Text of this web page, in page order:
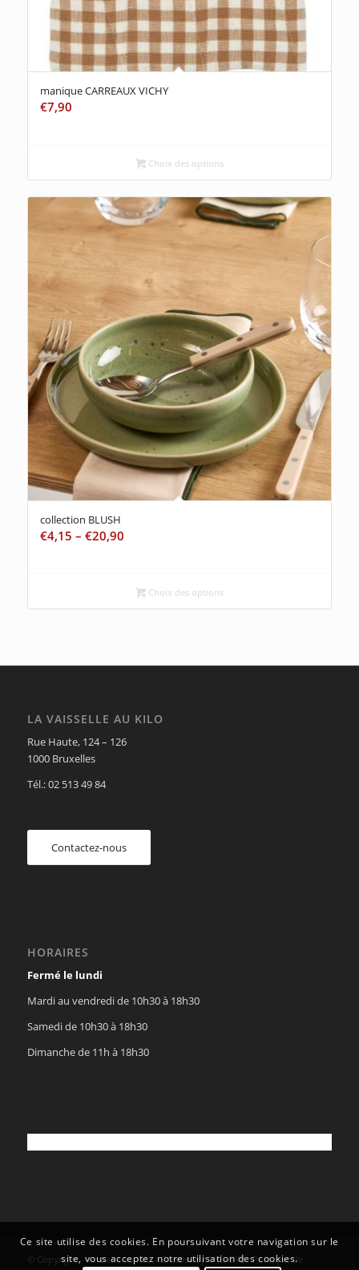
manique CARREAUX VICHY
€7,90
Choix des options
collection BLUSH
€4,15 – €20,90
Choix des options
LA VAISSELLE AU KILO
Rue Haute, 124 – 126
1000 Bruxelles
Tél.: 02 513 49 84
Contactez-nous
HORAIRES
Fermé le lundi
Mardi au vendredi de 10h30 à 18h30
Samedi de 10h30 à 18h30
Dimanche de 11h à 18h30
© Copyright - Vaisselle au Kilo - Created byOYÉ-OYÉ-Politique de
Ce site utilise des cookies. En poursuivant votre navigation sur le
site, vous acceptez notre utilisation des cookies.